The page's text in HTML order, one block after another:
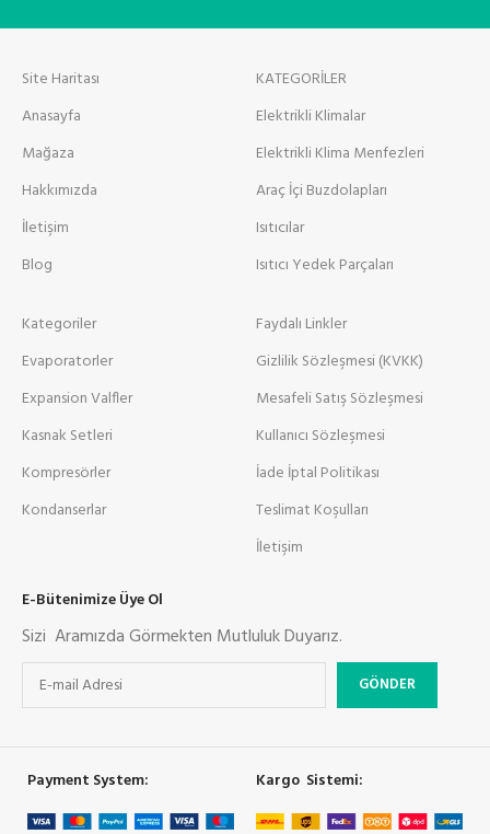
Site Haritası
Anasayfa
Mağaza
Hakkımızda
İletişim
Blog
KATEGORİLER
Elektrikli Klimalar
Elektrikli Klima Menfezleri
Araç İçi Buzdolapları
Isıtıcılar
Isıtıcı Yedek Parçaları
Kategoriler
Evaporatorler
Expansion Valfler
Kasnak Setleri
Kompresörler
Kondanserlar
Faydalı Linkler
Gizlilik Sözleşmesi (KVKK)
Mesafeli Satış Sözleşmesi
Kullanıcı Sözleşmesi
İade İptal Politikası
Teslimat Koşulları
İletişim
E-Bütenimize Üye Ol
Sizi Aramızda Görmekten Mutluluk Duyarız.
Payment System: Kargo Sistemi: